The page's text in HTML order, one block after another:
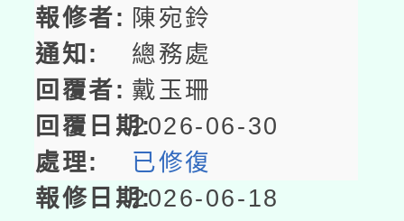
陳宛鈴
總務處
戴玉珊
2026-06-30
已修復
2026-06-18